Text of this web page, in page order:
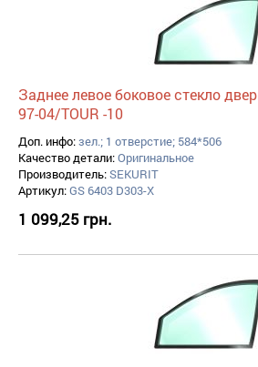
Заднее левое боковое стекло
97-04/TOUR -10
Доп. инфо:зел.; 1 отверстие; 584*506
Качество детали:Оригинальное
Производитель:SEKURIT
Артикул:GS 6403 D303-X
1 099,25 грн.